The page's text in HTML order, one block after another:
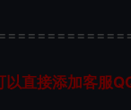
以直接添加客服